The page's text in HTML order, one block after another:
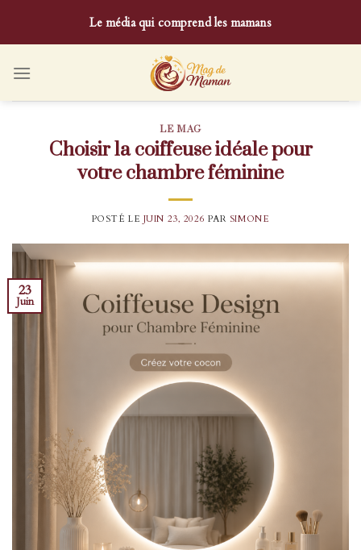
content
Le média qui comprend les mamans
LE MAG
Choisir la coiffeuse idéale pour
votre chambre féminine
POSTÉ LE JUIN 23, 2026 PAR SIMONE
23
Juin